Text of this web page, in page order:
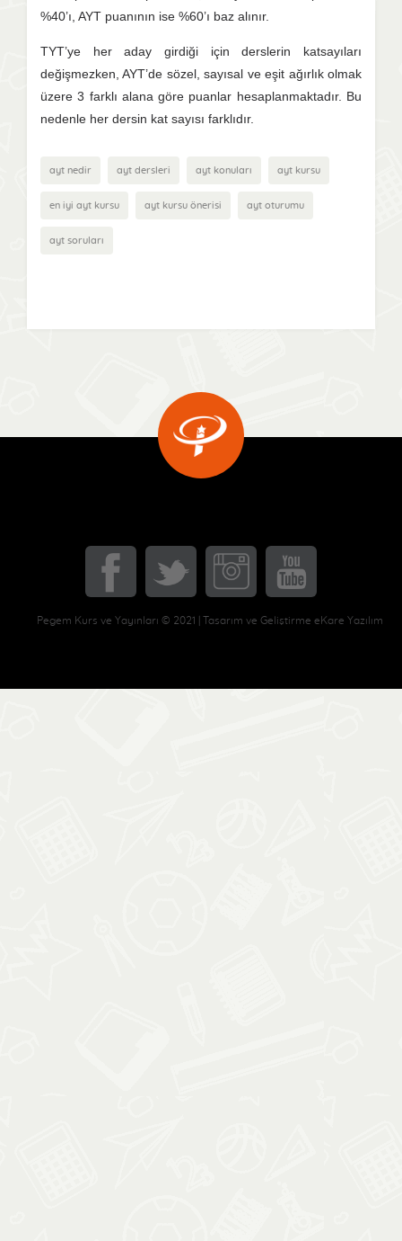
%40’ı, AYT puanının ise %60’ı baz alınır.
TYT’ye her aday girdiği için derslerin katsayıları
değişmezken, AYT’de sözel, sayısal ve eşit ağırlık olmak
üzere 3 farklı alana göre puanlar hesaplanmaktadır. Bu
nedenle her dersin kat sayısı farklıdır.
ayt nedir ayt dersleri ayt konuları ayt kursu
en iyi ayt kursu ayt kursu önerisi ayt oturumu
ayt soruları
Pegem Kurs ve Yayınları © 2021 | Tasarım ve Geliştirme eKare Yazılım